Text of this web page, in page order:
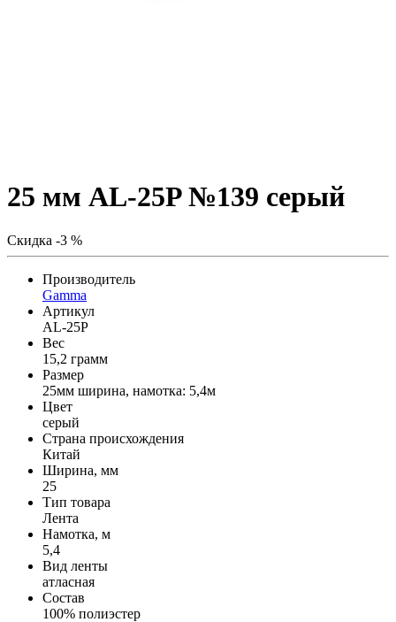
25 мм AL-25P №139 серый
Скидка -3 %
Производитель
Gamma
Артикул
AL-25P
Вес
15,2 грамм
Размер
25мм ширина, намотка: 5,4м
Цвет
серый
Страна происхождения
Китай
Ширина, мм
25
Тип товара
Лента
Намотка, м
5,4
Вид ленты
атласная
Состав
100% полиэстер